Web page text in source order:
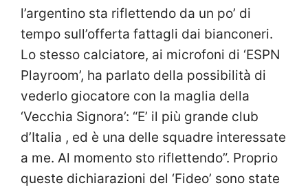
l’argentino sta riflettendo da un po’ di
tempo sull’offerta fattagli dai bianconeri.
Lo stesso calciatore, ai microfoni di ‘ESPN
Playroom’, ha parlato della possibilità di
vederlo giocatore con la maglia della
‘Vecchia Signora’: “E’ il più grande club
d’Italia , ed è una delle squadre interessate
a me. Al momento sto riflettendo”. Proprio
queste dichiarazioni del ‘Fideo’ sono state